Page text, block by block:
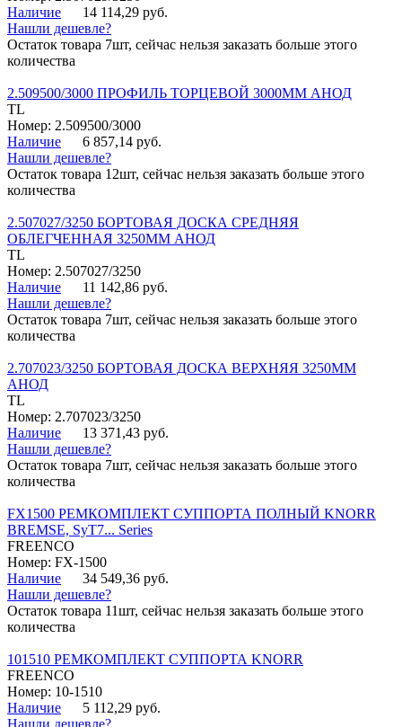
Наличие
14 114,29 руб.
Нашли дешевле?
Остаток товара 7шт, сейчас нельзя заказать больше этого
количества
2.509500/3000 ПРОФИЛЬ ТОРЦЕВОЙ 3000ММ АНОД
TL
Номер: 2.509500/3000
Наличие
6 857,14 руб.
Нашли дешевле?
Остаток товара 12шт, сейчас нельзя заказать больше этого
количества
2.507027/3250 БОРТОВАЯ ДОСКА СРЕДНЯЯ
ОБЛЕГЧЕННАЯ 3250ММ АНОД
TL
Номер: 2.507027/3250
Наличие
11 142,86 руб.
Нашли дешевле?
Остаток товара 7шт, сейчас нельзя заказать больше этого
количества
2.707023/3250 БОРТОВАЯ ДОСКА ВЕРХНЯЯ 3250ММ
АНОД
TL
Номер: 2.707023/3250
Наличие
13 371,43 руб.
Нашли дешевле?
Остаток товара 7шт, сейчас нельзя заказать больше этого
количества
FX1500 РЕМКОМПЛЕКТ СУППОРТА ПОЛНЫЙ KNORR
BREMSE, SyT7... Series
FREENCO
Номер: FX-1500
Наличие
34 549,36 руб.
Нашли дешевле?
Остаток товара 11шт, сейчас нельзя заказать больше этого
количества
101510 РЕМКОМПЛЕКТ СУППОРТА KNORR
FREENCO
Номер: 10-1510
Наличие
5 112,29 руб.
Нашли дешевле?